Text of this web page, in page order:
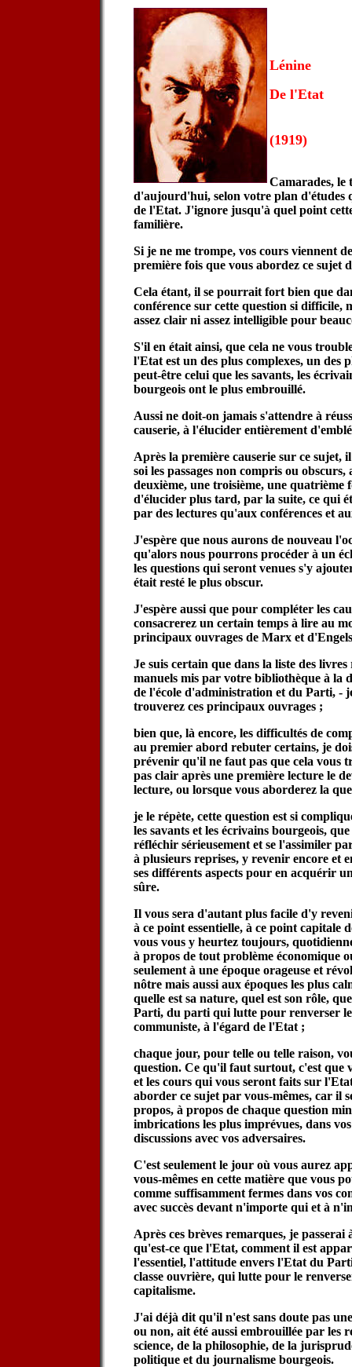
Lénine
De l'Etat
(1919)
Camarades, le
d'aujourd'hui, selon votre plan d'études
de l'Etat. J'ignore jusqu'à quel point
familière.
Si je ne me trompe, vos cours viennent
première fois que vous abordez ce sujet
Cela étant, il se pourrait fort bien que
conférence sur cette question si difficile,
assez clair ni assez intelligible pour
S'il en était ainsi, que cela ne vous
l'Etat est un des plus complexes, un des
peut-être celui que les savants, les
bourgeois ont le plus embrouillé.
Aussi ne doit-on jamais s'attendre à
causerie, à l'élucider entièrement
Après la première causerie sur ce sujet,
soi les passages non compris ou
deuxième, une troisième, une quatrième
d'élucider plus tard, par la suite, ce qui
par des lectures qu'aux conférences et
J'espère que nous aurons de nouveau
qu'alors nous pourrons procéder à un
les questions qui seront venues s'y
était resté le plus obscur.
J'espère aussi que pour compléter les
consacrerez un certain temps à lire au
principaux ouvrages de Marx et
Je suis certain que dans la liste des livres
manuels mis par votre bibliothèque à la
de l'école d'administration et du Parti, -
trouverez ces principaux ouvrages ;
bien que, là encore, les difficultés de
au premier abord rebuter certains, je
prévenir qu'il ne faut pas que cela vous
pas clair après une première lecture le
lecture, ou lorsque vous aborderez la
je le répète, cette question est si
les savants et les écrivains bourgeois,
réfléchir sérieusement et se l'assimiler
à plusieurs reprises, y revenir encore et
ses différents aspects pour en acquérir
sûre.
Il vous sera d'autant plus facile d'y
à ce point essentielle, à ce point capitale
vous vous y heurtez toujours,
à propos de tout problème économique
seulement à une époque orageuse et
nôtre mais aussi aux époques les plus
quelle est sa nature, quel est son rôle,
Parti, du parti qui lutte pour renverser
communiste, à l'égard de l'Etat ;
chaque jour, pour telle ou telle raison,
question. Ce qu'il faut surtout, c'est que
et les cours qui vous seront faits sur
aborder ce sujet par vous-mêmes, car il
propos, à propos de chaque question
imbrications les plus imprévues, dans
discussions avec vos adversaires.
C'est seulement le jour où vous aurez
vous-mêmes en cette matière que vous
comme suffisamment fermes dans vos
avec succès devant n'importe qui et à
Après ces brèves remarques, je passerai
qu'est-ce que l'Etat, comment il est
l'essentiel, l'attitude envers l'Etat du
classe ouvrière, qui lutte pour le
capitalisme.
J'ai déjà dit qu'il n'est sans doute pas
ou non, ait été aussi embrouillée par les
science, de la philosophie, de la
politique et du journalisme bourgeois.